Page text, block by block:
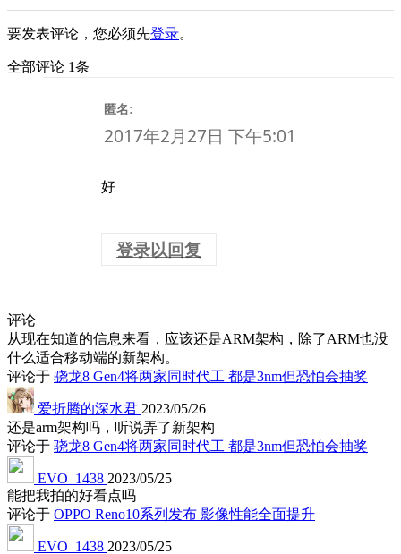
要发表评论，您必须先登录。
全部评论 1条
匿名:
2017年2月27日 下午5:01
好
登录以回复
评论
从现在知道的信息来看，应该还是ARM架构，除了ARM也没
什么适合移动端的新架构。
评论于 骁龙8 Gen4将两家同时代工 都是3nm但恐怕会抽奖
爱折腾的深水君 2023/05/26
还是arm架构吗，听说弄了新架构
评论于 骁龙8 Gen4将两家同时代工 都是3nm但恐怕会抽奖
EVO_1438 2023/05/25
能把我拍的好看点吗
评论于 OPPO Reno10系列发布 影像性能全面提升
EVO_1438 2023/05/25